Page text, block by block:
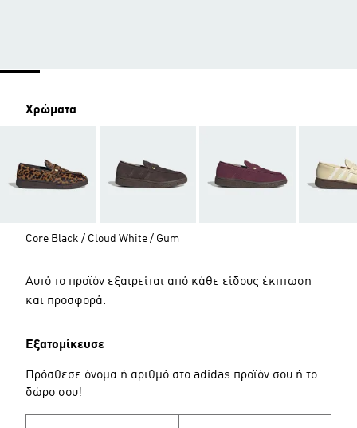
Χρώματα
Core Black / Cloud White / Gum
Αυτό το προϊόν εξαιρείται από κάθε είδους έκπτωση
και προσφορά.
Εξατομίκευσε
Πρόσθεσε όνομα ή αριθμό στο adidas προϊόν σου ή το
δώρο σου!